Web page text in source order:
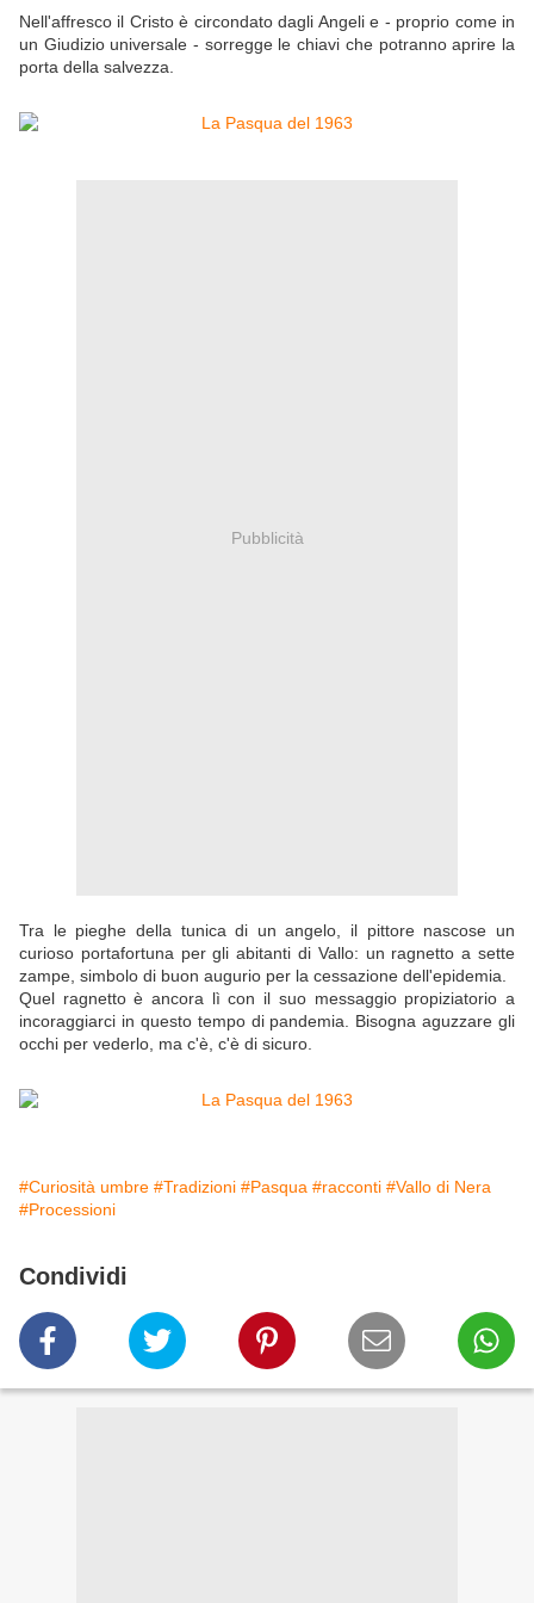
Nell'affresco il Cristo è circondato dagli Angeli e - proprio come in
un Giudizio universale - sorregge le chiavi che potranno aprire la
porta della salvezza.
Pubblicità
Tra le pieghe della tunica di un angelo, il pittore nascose un
curioso portafortuna per gli abitanti di Vallo: un ragnetto a sette
zampe, simbolo di buon augurio per la cessazione dell'epidemia.
Quel ragnetto è ancora lì con il suo messaggio propiziatorio a
incoraggiarci in questo tempo di pandemia. Bisogna aguzzare gli
occhi per vederlo, ma c'è, c'è di sicuro.
#Curiosità umbre #Tradizioni #Pasqua #racconti #Vallo di Nera
#Processioni
Condividi